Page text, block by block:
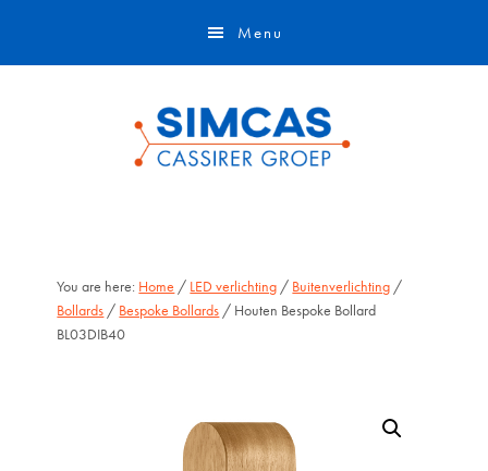
Menu
You are here: Home / LED verlichting / Buitenverlichting /
Bollards / Bespoke Bollards / Houten Bespoke Bollard
BL03DIB40